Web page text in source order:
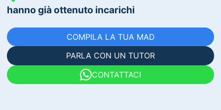
hanno già ottenuto incarichi
COMPILA LA TUA MAD
PARLA CON UN TUTOR
CONTATTACI